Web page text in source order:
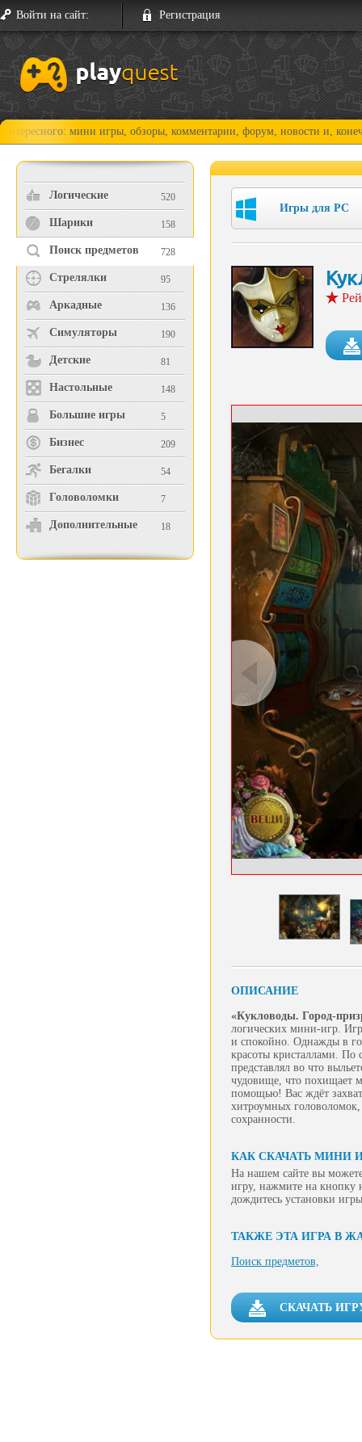
Войти на сайт: Регистрация
мини игры, обзоры, комментарии, форум, новости и, конечно,
Логические 520
Шарики 158
Поиск предметов 728
Стрелялки 95
Аркадные 136
Симуляторы 190
Детские 81
Настольные 148
Большие игры 5
Бизнес 209
Бегалки 54
Головоломки 7
Дополнительные 18
Игры для PC
ОПИСАНИЕ
«Кукловоды. Город-
логических мини-игр.
и спокойно. Однажды в
красоты кристаллами. По
представлял во что
чудовище, что похищает
помощью! Вас ждёт
хитроумных
сохранности.
КАК СКАЧАТЬ МИНИ
На нашем сайте вы
игру, нажмите на кнопку
дождитесь установки
ТАКЖЕ ЭТА ИГРА В
Поиск предметов,
СКАЧАТЬ